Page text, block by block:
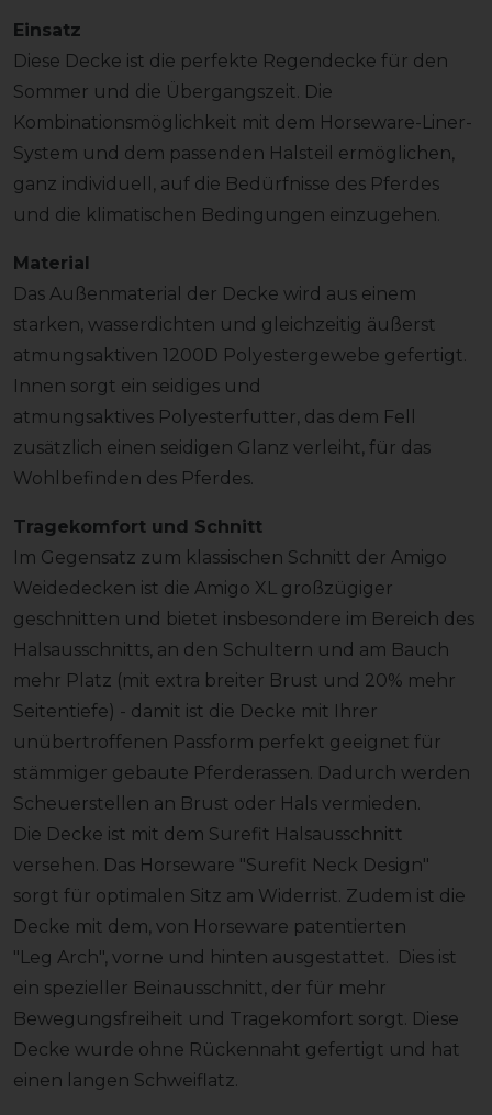
Einsatz
Diese Decke ist die perfekte Regendecke für den
Sommer und die Übergangszeit. Die
Kombinationsmöglichkeit mit dem Horseware-Liner-
System und dem passenden Halsteil ermöglichen,
ganz individuell, auf die Bedürfnisse des Pferdes
und die klimatischen Bedingungen einzugehen.
Material
Das Außenmaterial der Decke wird aus einem
starken, wasserdichten und gleichzeitig äußerst
atmungsaktiven 1200D Polyestergewebe gefertigt.
Innen sorgt ein seidiges und
atmungsaktives Polyesterfutter, das dem Fell
zusätzlich einen seidigen Glanz verleiht, für das
Wohlbefinden des Pferdes.
Tragekomfort und Schnitt
Im Gegensatz zum klassischen Schnitt der Amigo
Weidedecken ist die Amigo XL großzügiger
geschnitten und bietet insbesondere im Bereich des
Halsausschnitts, an den Schultern und am Bauch
mehr Platz (mit extra breiter Brust und 20% mehr
Seitentiefe) - damit ist die Decke mit Ihrer
unübertroffenen Passform perfekt geeignet für
stämmiger gebaute Pferderassen. Dadurch werden
Scheuerstellen an Brust oder Hals vermieden.
Die Decke ist mit dem Surefit Halsausschnitt
versehen. Das Horseware "Surefit Neck Design"
sorgt für optimalen Sitz am Widerrist. Zudem ist die
Decke mit dem, von Horseware patentierten
"Leg Arch", vorne und hinten ausgestattet. Dies ist
ein spezieller Beinausschnitt, der für mehr
Bewegungsfreiheit und Tragekomfort sorgt. Diese
Decke wurde ohne Rückennaht gefertigt und hat
einen langen Schweiflatz.